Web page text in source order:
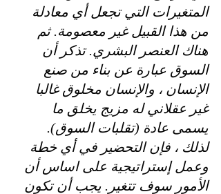
المتغيرات التي تجعل أي معادلة
من هذا القبيل غير معصومة. ثم
هناك العنصر البشري. تذكر أن
السوق عبارة عن بناء من صنع
الإنسان ، والإنسان مخلوق غالبا
غير عقلاني له مزيج يخلق ما
يسمى عادة (تقلبات السوق).
لذلك ، فإن التحضير في أي خطة
وعمل إستراتيجية على اساس أن
الأمور سوف تتغير. يجب أن تكون